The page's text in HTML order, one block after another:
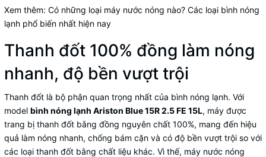
Xem thêm: Có những loại máy nước nóng nào? Các loại bình nóng
lạnh phổ biến nhất hiện nay
Thanh đốt 100% đồng làm nóng
nhanh, độ bền vượt trội
Thanh đốt là bộ phận quan trọng nhất của bình nóng lạnh. Với
model bình nóng lạnh Ariston Blue 15R 2.5 FE 15L, máy được
trang bị thanh đốt bằng đồng nguyên chất 100%, mang đến hiệu
quả làm nóng nhanh, chống bám cặn và có độ bền vượt trội so với
các loại thanh đốt bằng chất liệu khác. Vì thế, máy nước nóng